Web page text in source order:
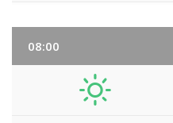
08:00